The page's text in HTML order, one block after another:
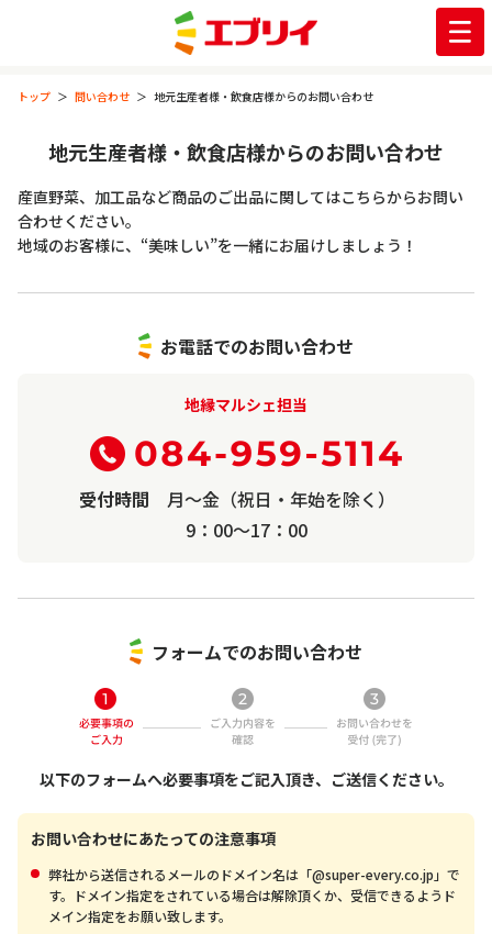
トップ 問い合わせ 地元生産者様・飲食店様からのお問い合わせ
地元生産者様・飲食店様からのお問い合わせ
産直野菜、加工品など商品のご出品に関してはこちらからお問い
合わせください。
地域のお客様に、“美味しい”を一緒にお届けしましょう！
お電話でのお問い合わせ
地縁マルシェ担当
受付時間 月〜金（祝日・年始を除く）
9：00～17：00
フォームでのお問い合わせ
以下のフォームへ必要事項をご記入頂き、ご送信ください。
お問い合わせにあたっての注意事項
弊社から送信されるメールのドメイン名は「@super-every.co.jp」で
す。ドメイン指定をされている場合は解除頂くか、受信できるようド
メイン指定をお願い致します。